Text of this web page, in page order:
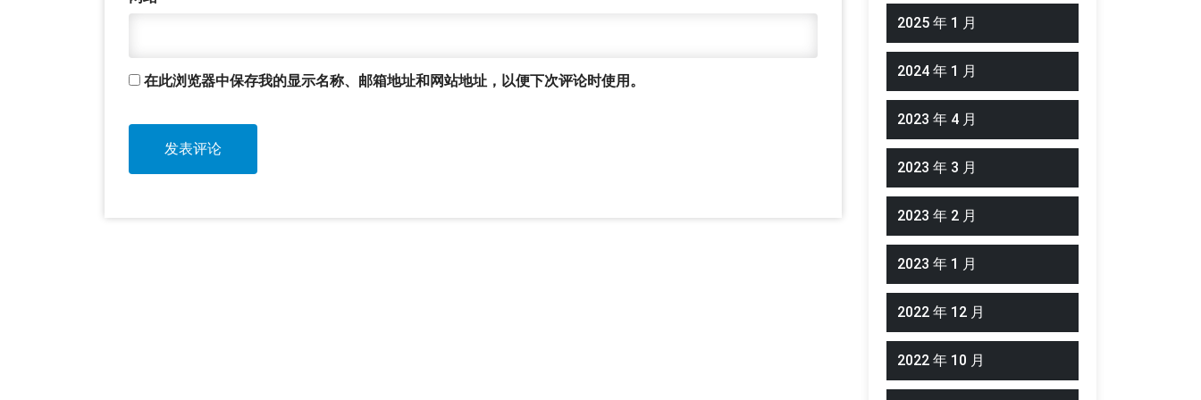
在此浏览器中保存我的显示名称、邮箱地址和网站地址，以便下次评论时使用。
2025 年 1 月
2024 年 1 月
2023 年 4 月
2023 年 3 月
2023 年 2 月
2023 年 1 月
2022 年 12 月
2022 年 10 月